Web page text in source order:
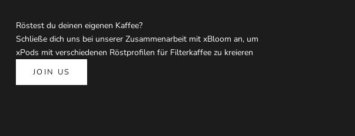
Röstest du deinen eigenen Kaffee?
Schließe dich uns bei unserer Zusammenarbeit mit xBloom an, um
xPods mit verschiedenen Röstprofilen für Filterkaffee zu kreieren
JOIN US